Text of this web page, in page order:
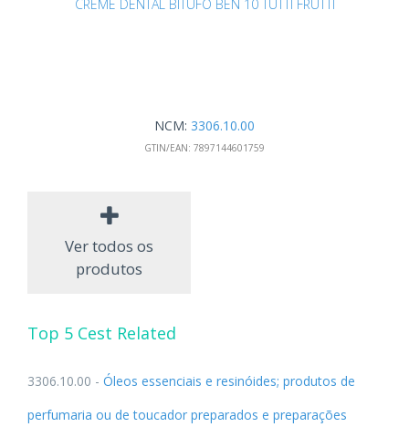
CREME DENTAL BITUFO BEN 10 TUTTI FRUTTI
NCM: 3306.10.00
GTIN/EAN: 7897144601759
Ver todos os
produtos
Top 5 Cest Related
3306.10.00 - Óleos essenciais e resinóides; produtos de
perfumaria ou de toucador preparados e preparações